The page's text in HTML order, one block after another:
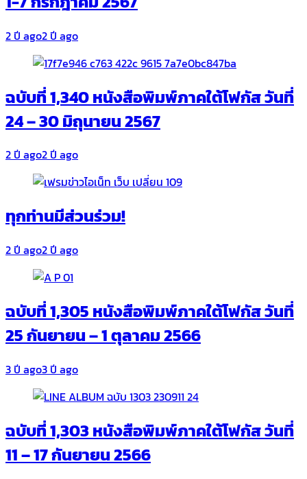
2 ปี ago2 ปี ago
ฉบับที่ 1,340 หนังสือพิมพ์ภาคใต้โฟกัส วันที่
24 – 30 มิถุนายน 2567
2 ปี ago2 ปี ago
ทุกท่านมีส่วนร่วม!
2 ปี ago2 ปี ago
ฉบับที่ 1,305 หนังสือพิมพ์ภาคใต้โฟกัส วันที่
25 กันยายน – 1 ตุลาคม 2566
3 ปี ago3 ปี ago
ฉบับที่ 1,303 หนังสือพิมพ์ภาคใต้โฟกัส วันที่
11 – 17 กันยายน 2566